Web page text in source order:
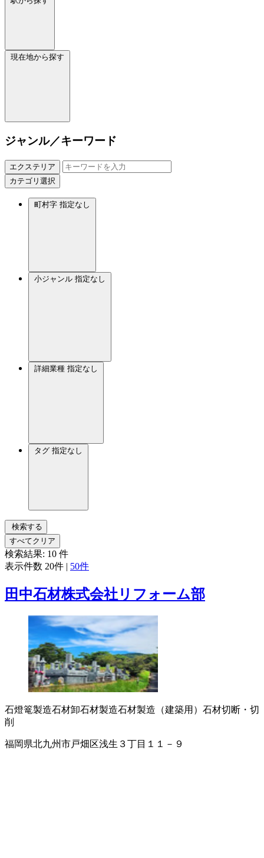
現在地から探す
ジャンル／キーワード
エクステリア
カテゴリ選択
町村字 指定なし
小ジャンル 指定なし
詳細業種 指定なし
タグ 指定なし
検索する
すべてクリア
検索結果: 10 件
表示件数 20件 | 50件
田中石材株式会社リフォーム部
石燈篭製造石材卸石材製造石材製造（建築用） 石材切断・切
削
福岡県北九州市戸畑区浅生３丁目１１－９